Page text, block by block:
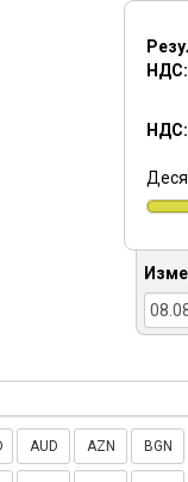
НДС:
НДС:
AUD AZN BGN